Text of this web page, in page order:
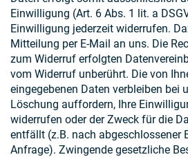
Einwilligung (Art. 6 Abs. 1 lit. a
Einwilligung jederzeit widerrufen.
Mitteilung per E-Mail an uns. Die
zum Widerruf erfolgten
vom Widerruf unberührt. Die von
eingegebenen Daten verbleiben bei
Löschung auffordern, Ihre
widerrufen oder der Zweck für die
entfällt (z.B. nach abgeschlossener
Anfrage). Zwingende gesetzliche